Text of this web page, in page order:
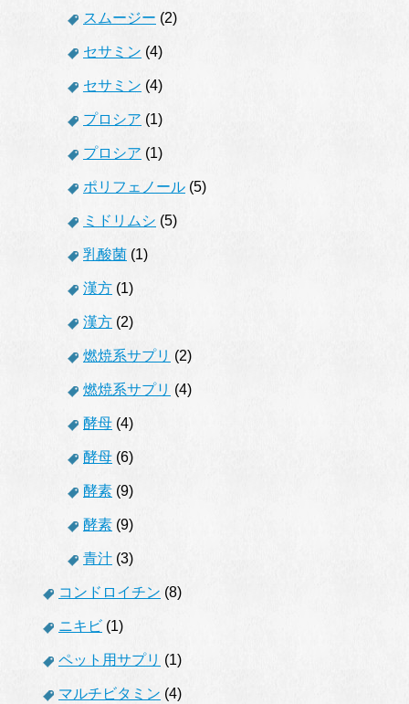
スムージー (2)
セサミン (4)
セサミン (4)
プロシア (1)
プロシア (1)
ポリフェノール (5)
ミドリムシ (5)
乳酸菌 (1)
漢方 (1)
漢方 (2)
燃焼系サプリ (2)
燃焼系サプリ (4)
酵母 (4)
酵母 (6)
酵素 (9)
酵素 (9)
青汁 (3)
コンドロイチン (8)
ニキビ (1)
ペット用サプリ (1)
マルチビタミン (4)